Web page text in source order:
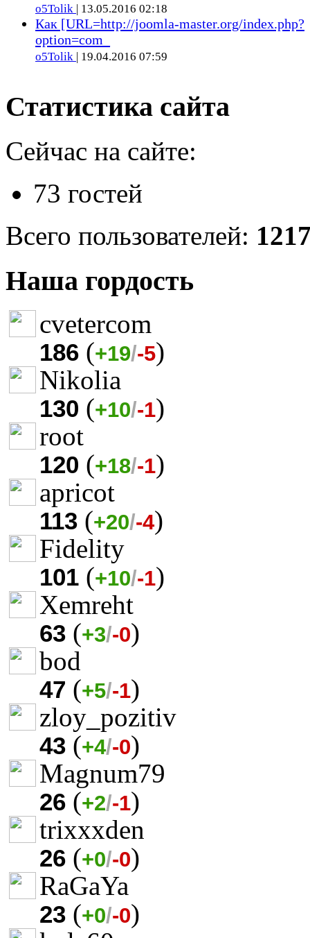
o5Tolik | 13.05.2016 02:18
Как [URL=http://joomla-master.org/index.php?
option=com_
o5Tolik | 19.04.2016 07:59
Статистика сайта
Сейчас на сайте:
73 гостей
Всего пользователей:
Наша гордость
cvetercom
186 (+19/-5)
Nikolia
130 (+10/-1)
root
120 (+18/-1)
apricot
113 (+20/-4)
Fidelity
101 (+10/-1)
Xemreht
63 (+3/-0)
bod
47 (+5/-1)
zloy_pozitiv
43 (+4/-0)
Magnum79
26 (+2/-1)
trixxxden
26 (+0/-0)
RaGaYa
23 (+0/-0)